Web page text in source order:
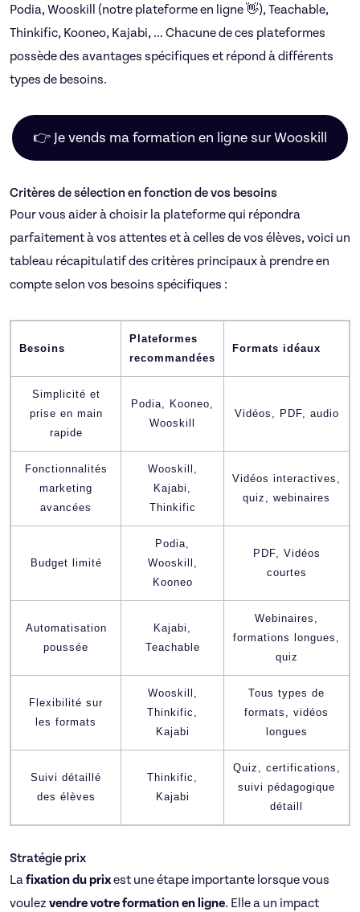
Podia, Wooskill (notre plateforme en ligne 👋), Teachable,
Thinkific, Kooneo, Kajabi, … Chacune de ces plateformes
possède des avantages spécifiques et répond à différents
types de besoins.
👉 Je vends ma formation en ligne sur Wooskill
Critères de sélection en fonction de vos besoins
Pour vous aider à choisir la plateforme qui répondra
parfaitement à vos attentes et à celles de vos élèves, voici un
tableau récapitulatif des critères principaux à prendre en
compte selon vos besoins spécifiques :
Besoins
Plateformes
recommandées
Formats idéaux
Simplicité et
prise en main
rapide
Podia, Kooneo,
Wooskill
Vidéos, PDF, audio
Fonctionnalités
marketing
avancées
Wooskill,
Kajabi,
Thinkific
Vidéos interactives,
quiz, webinaires
Budget limité
Podia,
Wooskill,
Kooneo
PDF, Vidéos
courtes
Automatisation
poussée
Kajabi,
Teachable
Webinaires,
formations longues,
quiz
Flexibilité sur
les formats
Wooskill,
Thinkific,
Kajabi
Tous types de
formats, vidéos
longues
Suivi détaillé
des élèves
Thinkific,
Kajabi
Quiz, certifications,
suivi pédagogique
détaill
Stratégie prix
Lafixation du prixest une étape importante lorsque vous
voulez vendre votre formation en ligne. Elle a un impact